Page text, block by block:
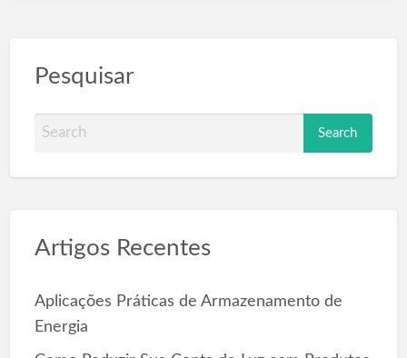
Pesquisar
a
h
o
r
Artigos Recentes
Aplicações Práticas de Armazenamento de
Energia